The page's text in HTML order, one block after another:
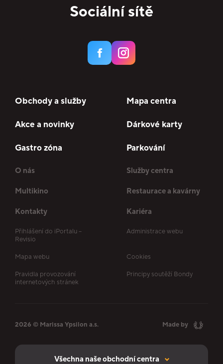
Sociální sítě
Obchody a služby Mapa centra
Akce a novinky Dárkové karty
Gastro zóna Parkování
O nás Služby centra
Multikino Restaurace a kavárny
Kontakty Kariéra
Přihlášení do iPortalu –
Revisio
Administrace webu
Mapa webu Cookies
Pravidla provozování
internetových stránek
Principy soutěží Bondy
2026 © Marissa Ypsilon a.s. Made by
Všechna naše obchodní centra